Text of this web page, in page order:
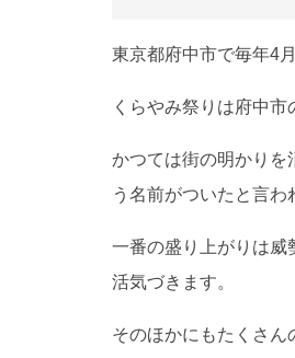
東京都府中市で毎年4
くらやみ祭りは府中市
かつては街の明かりを
う名前がついたと言わ
一番の盛り上がりは威
活気づきます。
そのほかにもたくさ